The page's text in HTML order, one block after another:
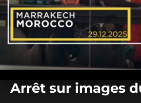
seconds
Arrêt sur images